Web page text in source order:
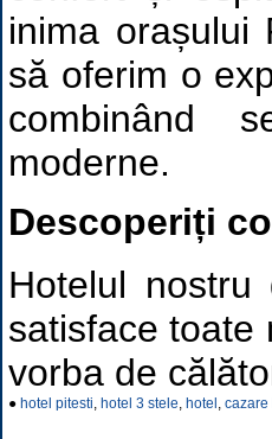
inima orașului
să oferim o
combinând
moderne.
Descoperiți
Hotelul
satisface toate
vorba de
● hotel pitesti, hotel 3 stele, hotel , cazare